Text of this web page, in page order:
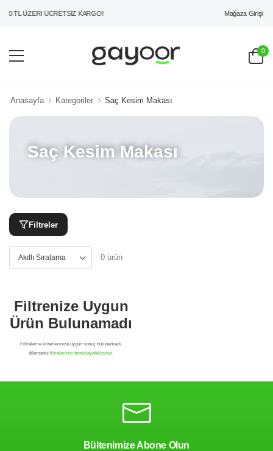
TL ÜZERİ ÜCRETSİZ KARGO! Mağaza Girişi
0
Anasayfa Kategoriler Saç Kesim Makası
Saç Kesim Makası
Filtreler
0 ürün
Bültenimize Abone Olun